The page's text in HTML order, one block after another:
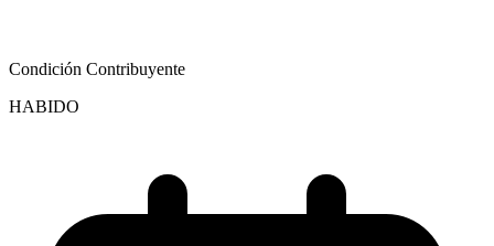
Condición Contribuyente
HABIDO